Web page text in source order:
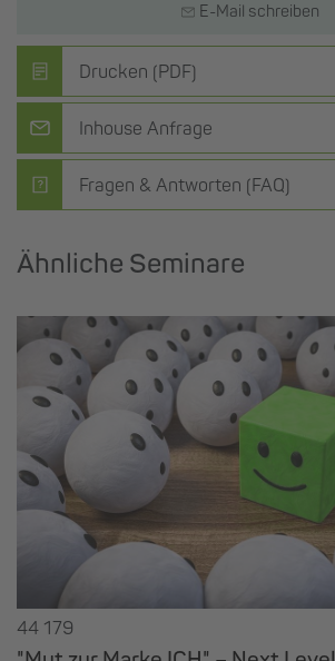
E-Mail schreiben
Drucken (PDF)
Inhouse Anfrage
Fragen & Antworten (FAQ)
Ähnliche Seminare
44 179